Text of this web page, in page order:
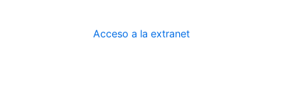
Acceso a la extranet